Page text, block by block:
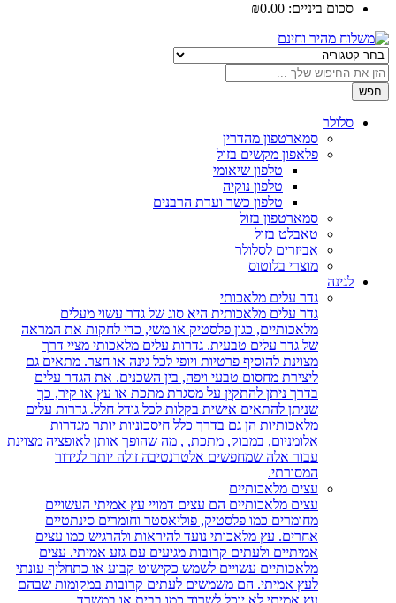
סכום ביניים:
₪0.00
סלולר
סמארטפון מהדרין
פלאפון מקשים בזול
טלפון שיאומי
טלפון נוקיה
טלפון כשר ועדת הרבנים
סמארטפון בזול
טאבלט בזול
אביזרים לסלולר
מוצרי בלוטוס
לגינה
גדר עלים מלאכותי
גדר עלים מלאכותית היא סוג של גדר עשוי מעלים
מלאכותיים, כגון פלסטיק או משי, כדי לחקות את המראה
של גדר עלים טבעית. גדרות עלים מלאכותי מציי דרך
מצוינת להוסיף פרטיות ויופי לכל גינה או חצר. מתאים גם
ליצירת מחסום טבעי ויפה, בין השכנים. את הגדר עלים
בדרך ניתן להתקין על מסגרת מתכת או עץ או קיר, כך
שניתן להתאים אישית בקלות לכל גודל חלל. גדרות עלים
מלאכותיות הן גם בדרך כלל חיסכוניות יותר מגדרות
אלומניום, במבוק, מתכת, , מה שהופך אותן לאופציה מצוינת
עבור אלה שמחפשים אלטרנטיבה זולה יותר לגידור
המסורתי.
עצים מלאכותיים
עצים מלאכותיים הם עצים דמויי עץ אמיתי העשויים
מחומרים כמו פלסטיק, פוליאסטר וחומרים סינתטיים
אחרים. עץ מלאכותי נועד להיראות ולהרגיש כמו עצים
אמיתיים ולעתים קרובות מגיעים עם גזע אמיתי. עצים
מלאכותיים עשויים לשמש כקישוט קבוע או כתחליף עונתי
לעץ אמיתי. הם משמשים לעתים קרובות במקומות שבהם
עץ אמיתי לא יוכל לשרוד כמו בבית או במשרד.